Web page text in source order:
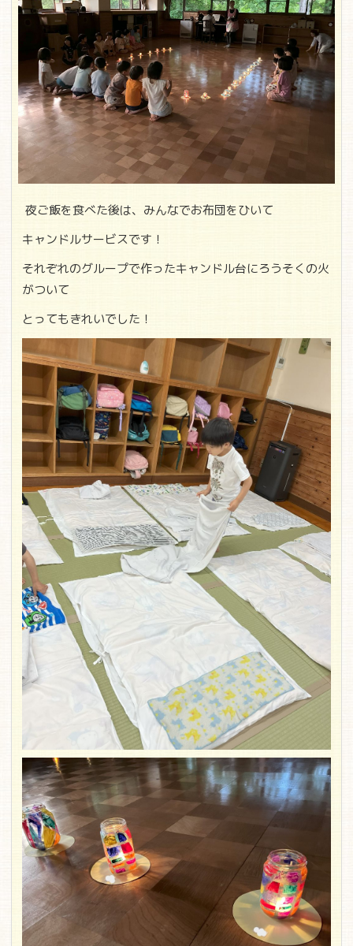
夜ご飯を食べた後は、みんなでお布団をひいて
キャンドルサービスです！
それぞれのグループで作ったキャンドル台にろうそくの火
がついて
とってもきれいでした！